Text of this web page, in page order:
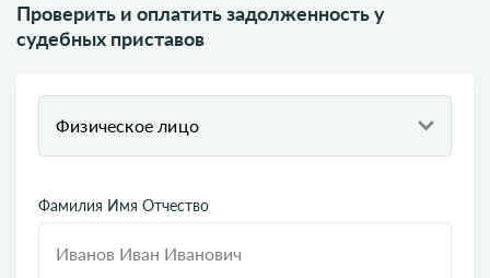
Проверить и оплатить задолженность у
судебных приставов
Физическое лицо
Фамилия Имя Отчество